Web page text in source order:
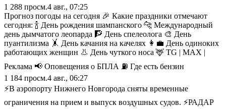
1 288 просм.4 авг., 07:25
Прогноз погоды на сегодня 🎉 Какие праздники отмечают
сегодня: 🍾 День рождения шампанского 🐆 Международный
день дымчатого леопарда 🧗 День спелеолога 🎨 День
пуантилизма 🤸 День качания на качелях 👩‍💼 День одиноких
работающих женщин 👃 День чуткого носа 🦌 TG | MAX |
Реклама 📢 Оповещения о БПЛА ⛽️ Где есть бензин
1 184 просм.4 авг., 06:27
⚡️В аэропорту Нижнего Новгорода сняты временные
ограничения на прием и выпуск воздушных судов. ⚡️РАДАР